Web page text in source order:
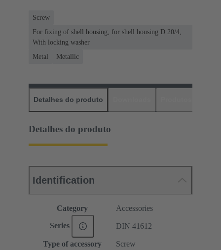
Screw
For fixing of shell housing, for shell housing D 20/4,
With locking washer
Metal
Metallic
Detalhes do produto
Detalhes do produto
Identification
Category Accessories
Series DIN 41612
Type of accessory Screw